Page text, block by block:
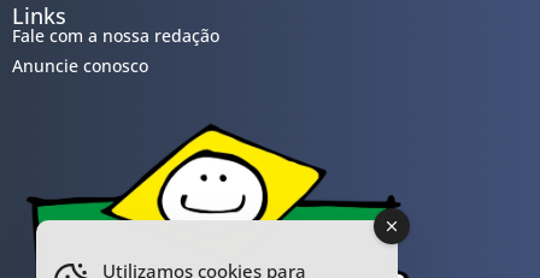
Links
Fale com a nossa redação
Anuncie conosco
Utilizamos cookies para